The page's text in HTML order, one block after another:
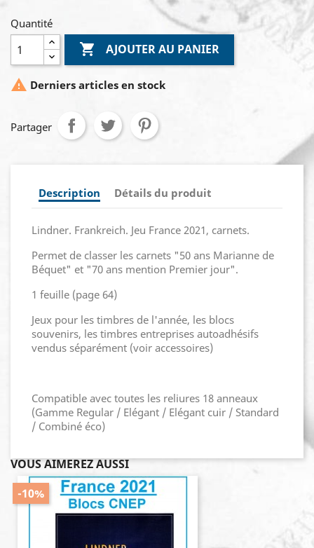
Quantité
 AJOUTER AU PANIER
 Derniers articles en stock
Partager
Description Détails du produit
Lindner. Frankreich. Jeu France 2021, carnets.
Permet de classer les carnets "50 ans Marianne de
Béquet" et "70 ans mention Premier jour".
1 feuille (page 64)
Jeux pour les timbres de l'année, les blocs
souvenirs, les timbres entreprises autoadhésifs
vendus séparément (voir accessoires)
Compatible avec toutes les reliures 18 anneaux
(Gamme Regular / Elégant / Elégant cuir / Standard
/ Combiné éco)
VOUS AIMEREZ AUSSI
-10%